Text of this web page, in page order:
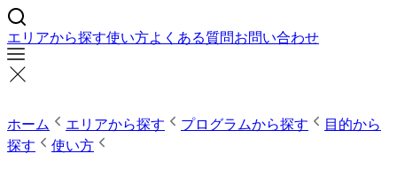
エリアから探す使い方よくある質問お問い合わせ
ホーム エリアから探す プログラムから探す
目的から
探す
使い方